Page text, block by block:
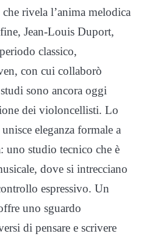
rivela l’anima melodica
Jean-Louis Duport,
classico,
con cui collaborò
sono ancora oggi
dei violoncellisti. Lo
eleganza formale a
uno studio tecnico che è
dove si intrecciano
espressivo. Un
uno sguardo
di pensare e scrivere